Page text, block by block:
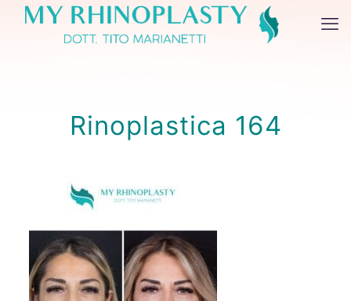
Rinoplastica 164